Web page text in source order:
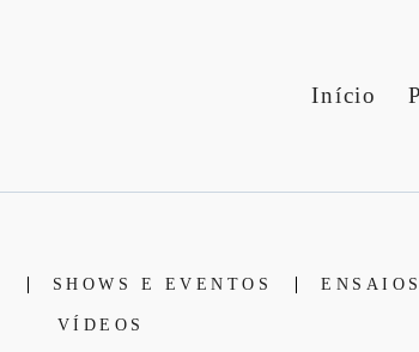
Início
SHOWS E EVENTOS
VÍDEOS